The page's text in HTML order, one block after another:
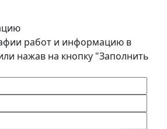
работ и информацию в
нажав на кнопку "Заполнить